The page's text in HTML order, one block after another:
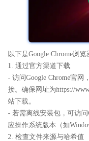
以下是Google Chrome浏
1. 通过官方渠道下载
- 访问Google Chrome官网
接。确保网址为https://
站下载。
- 若需离线安装包，可访
应操作系统版本（如
2. 检查文件来源与哈希值